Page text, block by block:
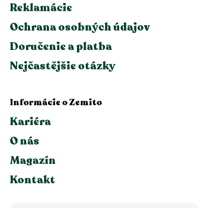
Reklamácie
Ochrana osobných údajov
Doručenie a platba
Nejčastějšie otázky
Informácie o Zemito
Kariéra
O nás
Magazín
Kontakt